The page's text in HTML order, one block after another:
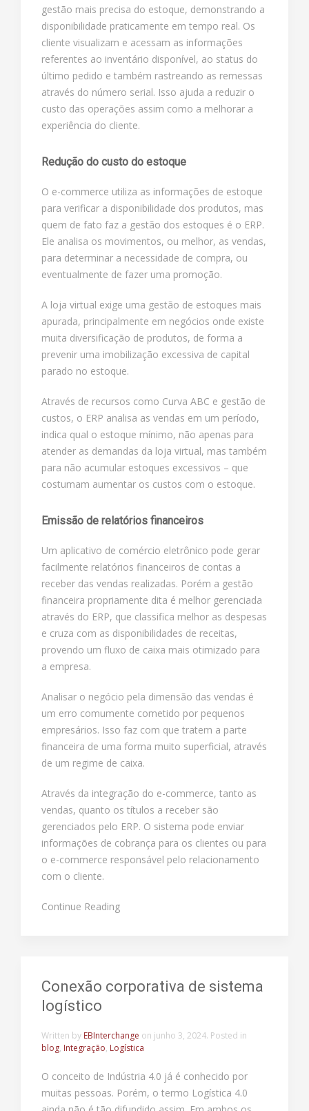
gestão mais precisa do estoque, demonstrando a
disponibilidade praticamente em tempo real. Os
cliente visualizam e acessam as informações
referentes ao inventário disponível, ao status do
último pedido e também rastreando as remessas
através do número serial. Isso ajuda a reduzir o
custo das operações assim como a melhorar a
experiência do cliente.
Redução do custo do estoque
O e-commerce utiliza as informações de estoque
para verificar a disponibilidade dos produtos, mas
quem de fato faz a gestão dos estoques é o ERP.
Ele analisa os movimentos, ou melhor, as vendas,
para determinar a necessidade de compra, ou
eventualmente de fazer uma promoção.
A loja virtual exige uma gestão de estoques mais
apurada, principalmente em negócios onde existe
muita diversificação de produtos, de forma a
prevenir uma imobilização excessiva de capital
parado no estoque.
Através de recursos como Curva ABC e gestão de
custos, o ERP analisa as vendas em um período,
indica qual o estoque mínimo, não apenas para
atender as demandas da loja virtual, mas também
para não acumular estoques excessivos – que
costumam aumentar os custos com o estoque.
Emissão de relatórios financeiros
Um aplicativo de comércio eletrônico pode gerar
facilmente relatórios financeiros de contas a
receber das vendas realizadas. Porém a gestão
financeira propriamente dita é melhor gerenciada
através do ERP, que classifica melhor as despesas
e cruza com as disponibilidades de receitas,
provendo um fluxo de caixa mais otimizado para
a empresa.
Analisar o negócio pela dimensão das vendas é
um erro comumente cometido por pequenos
empresários. Isso faz com que tratem a parte
financeira de uma forma muito superficial, através
de um regime de caixa.
Através da integração do e-commerce, tanto as
vendas, quanto os títulos a receber são
gerenciados pelo ERP. O sistema pode enviar
informações de cobrança para os clientes ou para
o e-commerce responsável pelo relacionamento
com o cliente.
Continue Reading
Conexão corporativa de sistema
logístico
Written by EBInterchange on junho 3, 2024. Posted in
blog, Integração, Logística
O conceito de Indústria 4.0 já é conhecido por
muitas pessoas. Porém, o termo Logística 4.0